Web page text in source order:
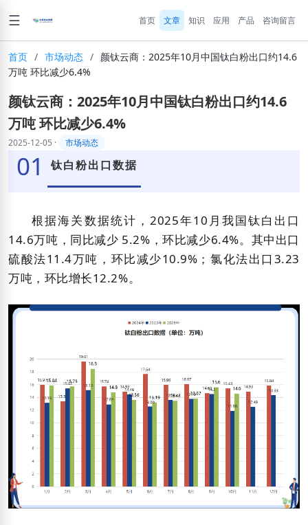
☰ 首页 文章 知识 应用 产品 咨询留言
首页 / 市场动态 / 颜钛云商：2025年10月中国钛白粉出口约14.6
万吨 环比减少6.4%
颜钛云商：2025年10月中国钛白粉出口约14.6
万吨 环比减少6.4%
2025-12-05 · 市场动态
01 钛白粉出口数据
根据海关数据统计，2025年10月我国钛白出 口
14.6万吨，同比减少 5.2%，环比减少6.4%。 其中出口
硫酸法11.4万吨，环比减少10.9%；氯化法出口3.23
万吨，环比增长12.2%。